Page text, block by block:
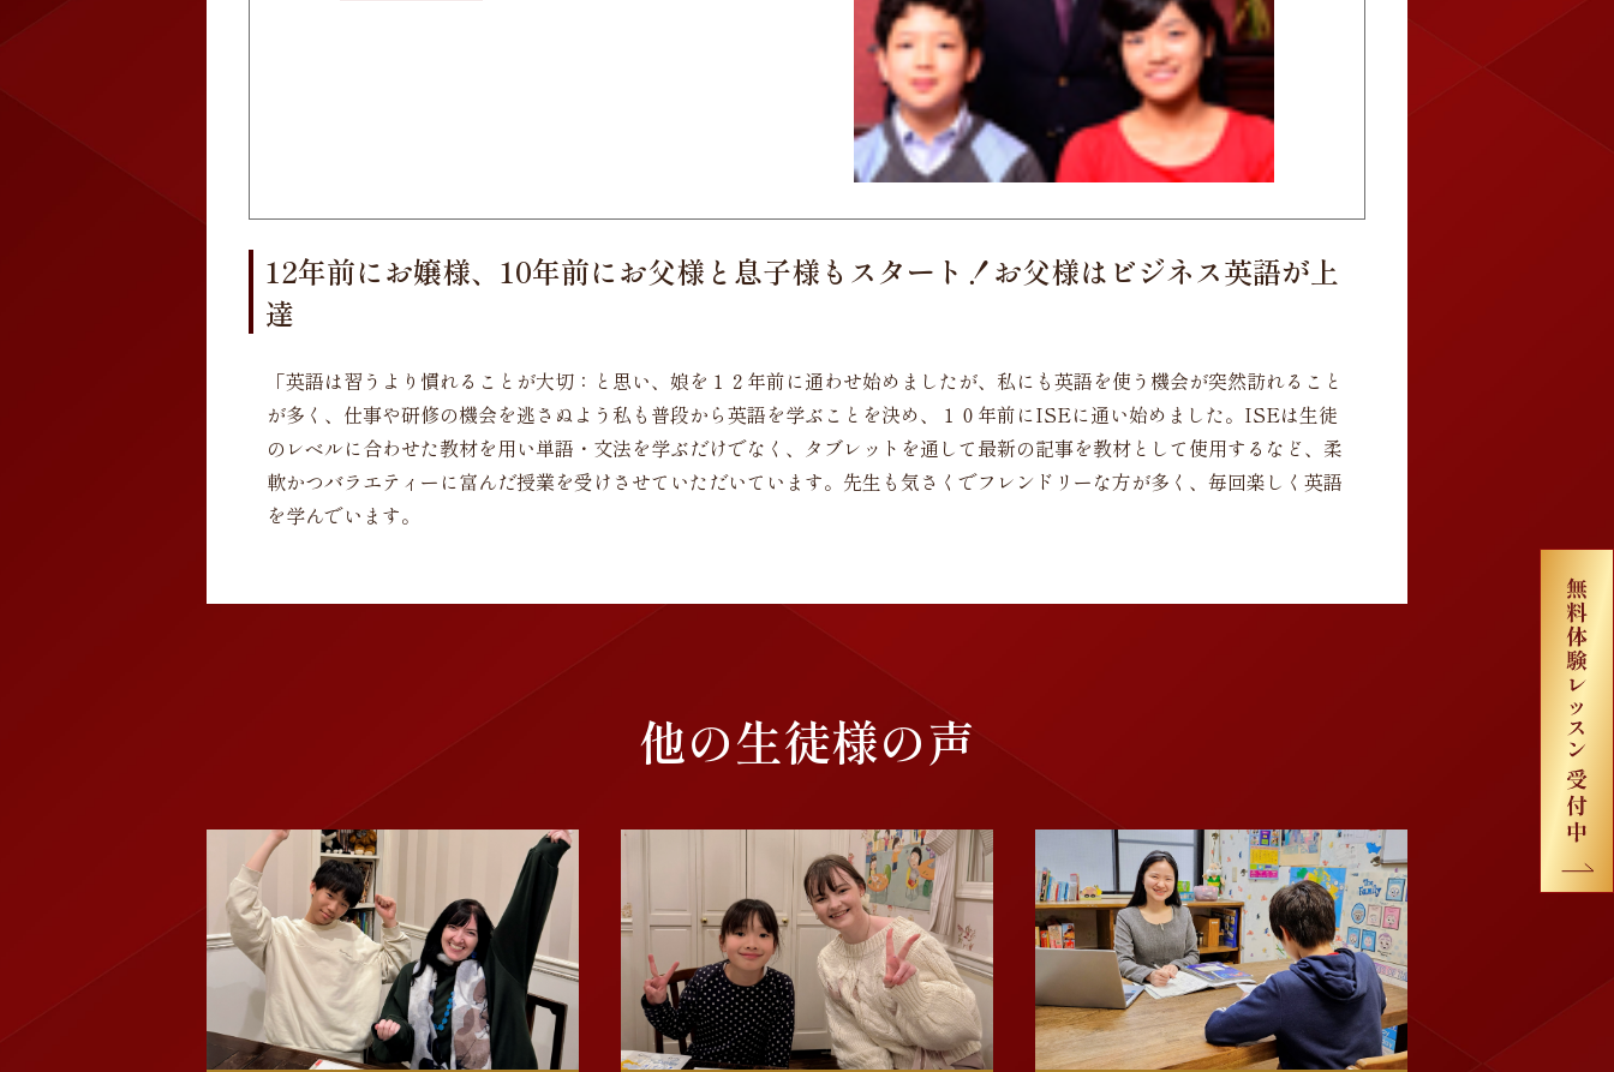
12年前にお嬢様、10年前にお父様と息子様もスタート！お父様はビジネス英語が上
達
「英語は習うより慣れることが大切：と思い、娘を１２年前に通わせ始めましたが、私にも英語を使う機会が突然訪れること
が多く、仕事や研修の機会を逃さぬよう私も普段から英語を学ぶことを決め、１０年前にISEに通い始めました。ISEは生徒
のレベルに合わせた教材を用い単語・文法を学ぶだけでなく、タブレットを通して最新の記事を教材として使用するなど、柔
軟かつバラエティーに富んだ授業を受けさせていただいています。先生も気さくでフレンドリーな方が多く、毎回楽しく英語
を学んでいます。
他の生徒様の声